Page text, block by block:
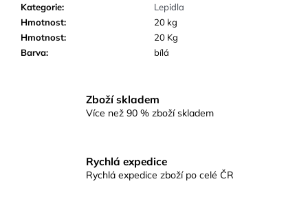
Kategorie:
Lepidla
Hmotnost:
20 kg
Hmotnost:
20 Kg
Barva: bílá
Zboží skladem
Více než 90 % zboží skladem
Rychlá expedice
Rychlá expedice zboží po celé ČR
KERAMICKÁ
DLAŽBA
VERONA
BEIGE
MATNÁ